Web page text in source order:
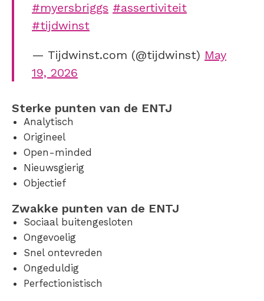
#myersbriggs #assertiviteit
#tijdwinst
— Tijdwinst.com (@tijdwinst) May
19, 2026
Sterke punten van de ENTJ
Analytisch
Origineel
Open-minded
Nieuwsgierig
Objectief
Zwakke punten van de ENTJ
Sociaal buitengesloten
Ongevoelig
Snel ontevreden
Ongeduldig
Perfectionistisch